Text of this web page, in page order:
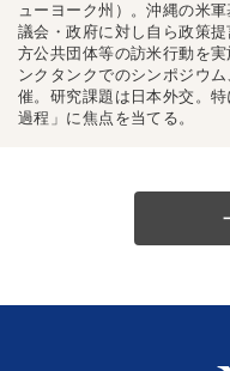
ューヨーク州）。沖縄の米
議会・政府に対し自ら政策
方公共団体等の訪米行動を
ンクタンクでのシンポジウ
催。研究課題は日本外交。
過程」に焦点を当てる。